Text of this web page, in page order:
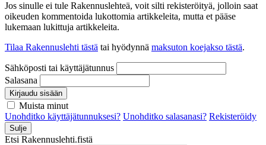
Jos sinulle ei tule Rakennuslehteä, voit silti rekisteröityä, jolloin saat
oikeuden kommentoida lukottomia artikkeleita, mutta et pääse
lukemaan lukittuja artikkeleita.
Tilaa Rakennuslehti tästä tai hyödynnä maksuton koejakso tästä.
Sähköposti tai käyttäjätunnus
Salasana
Kirjaudu sisään
Muista minut
Unohditko käyttäjätunnuksesi? Unohditko salasanasi? Rekisteröidy
Sulje
Etsi Rakennuslehti.fistä